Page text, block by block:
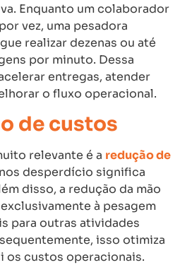
Enquanto um colaborador
vez, uma pesadora
realizar dezenas ou até
por minuto. Dessa
entregas, atender
o fluxo operacional.
de custos
relevante é a redução de
desperdício significa
disso, a redução da mão
à pesagem
para outras atividades
isso otimiza
os custos operacionais.